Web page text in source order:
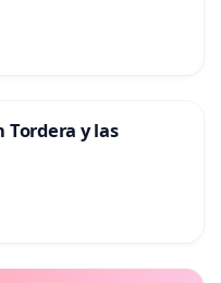
Tordera y las